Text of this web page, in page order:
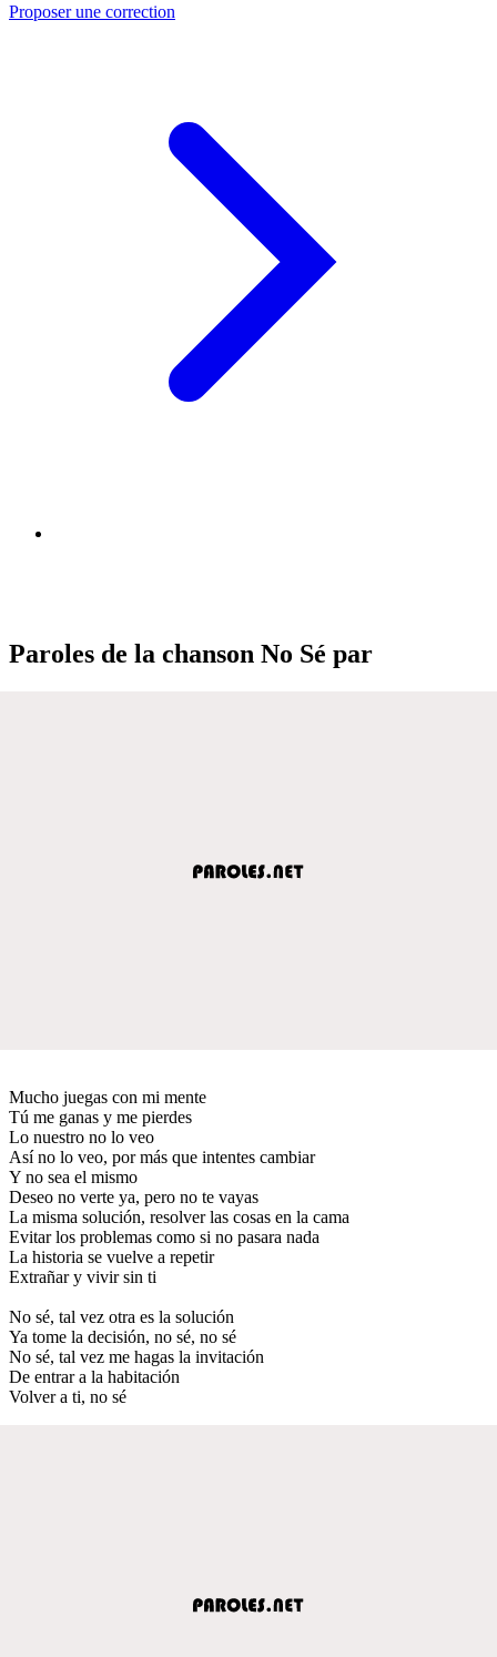
Proposer une correction
Paroles de la chanson No Sé par
Mucho juegas con mi mente
Tú me ganas y me pierdes
Lo nuestro no lo veo
Así no lo veo, por más que intentes cambiar
Y no sea el mismo
Deseo no verte ya, pero no te vayas
La misma solución, resolver las cosas en la cama
Evitar los problemas como si no pasara nada
La historia se vuelve a repetir
Extrañar y vivir sin ti
No sé, tal vez otra es la solución
Ya tome la decisión, no sé, no sé
No sé, tal vez me hagas la invitación
De entrar a la habitación
Volver a ti, no sé